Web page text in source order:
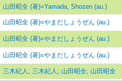
山田昭全 (著)=Yamada, Shozen (au.)
山田昭全 (著)=やまだしょうぜん (au.)
山田昭全 (著)=やまだしょうぜん (au.)
山田昭全 (著)=やまだしょうぜん (au.)
三木紀人 ; 三木紀人 ; 山田昭全; 山田昭全